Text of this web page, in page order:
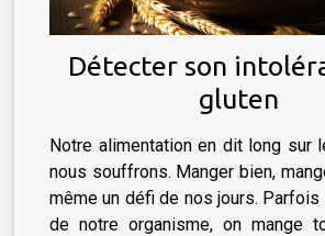
Détecter son
gluten
Notre alimentation en dit long sur
nous souffrons. Manger bien,
même un défi de nos jours. Parfois
de notre organisme, on mange